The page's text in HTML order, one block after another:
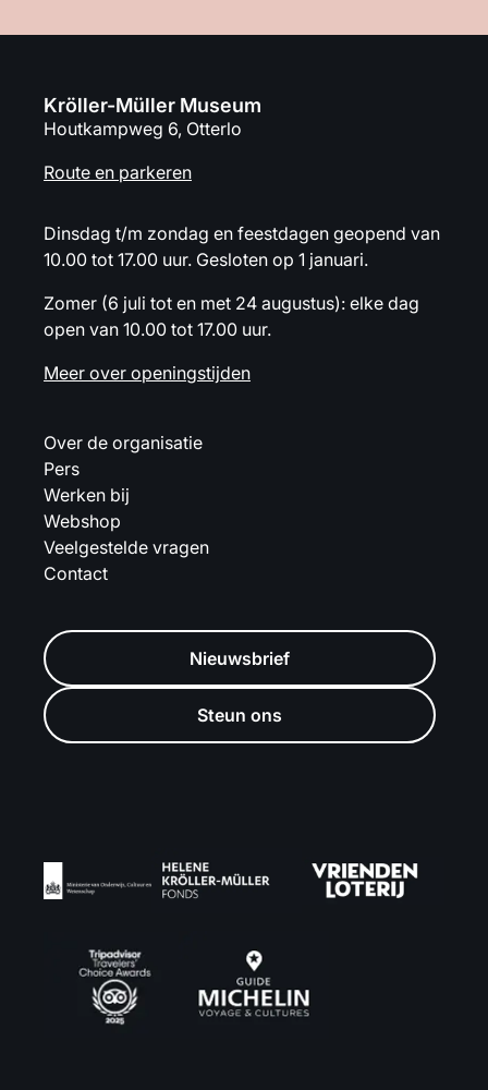
Kröller-Müller Museum
Houtkampweg 6, Otterlo
Route en parkeren
Dinsdag t/m zondag en feestdagen geopend van
10.00 tot 17.00 uur. Gesloten op 1 januari.
Zomer (6 juli tot en met 24 augustus): elke dag
open van 10.00 tot 17.00 uur.
Meer over openingstijden
Over de organisatie
Pers
Werken bij
Webshop
Veelgestelde vragen
Contact
Nieuwsbrief
Steun ons